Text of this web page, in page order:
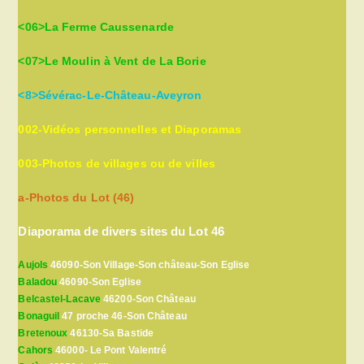
<06>La Ferme Caussenarde
<07>Le Moulin à Vent de La Borie
<8>Sévérac-Le-Château-Aveyron
002-Vidéos personnelles et Diaporamas
003-Photos de villages ou de villes
a-Photos du Lot (46)
Diaporama de divers sites du Lot 46
Aujols 46090-Son Village-Son château-Son Eglise
Baladou 46090-Son Eglise
Belcastel-Lacave 46200-Son Château
Bonaguil 47 proche 46-Son Château
Bretenoux 46130-Sa Bastide
Cahors 46000- Le Pont Valentré